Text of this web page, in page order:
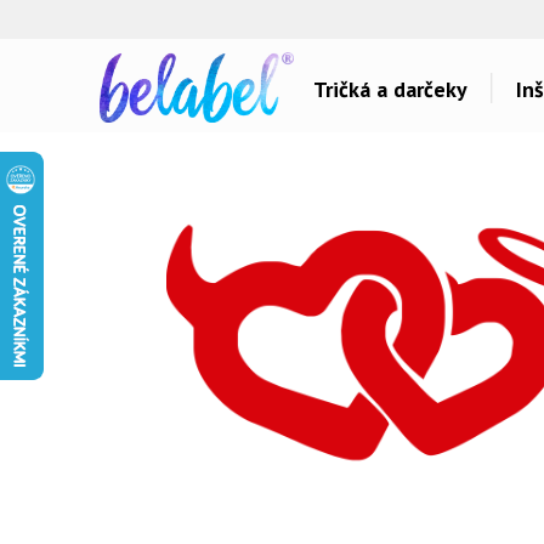
Tričká a darčeky
Dárky pro ségru
Dárky pro babičku
Dárky pro tátu
Dárky pro bráchu
Dárky pro dědu
Dárky pro partnera
Dárky pro partnerku
Dárky pro přátele
Hlášky
Detské
Hudba & Film
Humor
Ostatné
Všetko..